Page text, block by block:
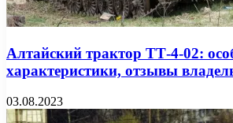
Алтайский трактор ТТ-4-02:
характеристики, отзывы
03.08.2023